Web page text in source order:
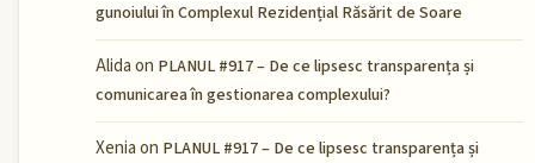
gunoiului în Complexul Rezidențial Răsărit de Soare
Alidaon PLANUL #917 – De ce lipsesc transparența și
comunicarea în gestionarea complexului?
Xeniaon PLANUL #917 – De ce lipsesc transparența și